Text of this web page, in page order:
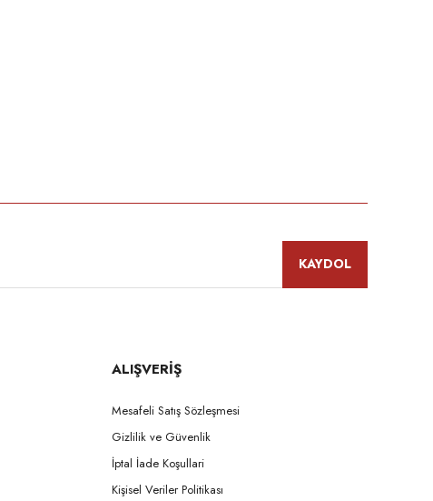
KAYDOL
ALIŞVERİŞ
Mesafeli Satış Sözleşmesi
Gizlilik ve Güvenlik
İptal İade Koşullari
Kişisel Veriler Politikası